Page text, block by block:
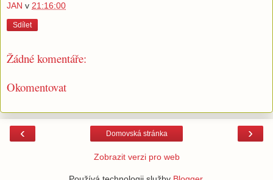
JAN v 21:16:00
Sdílet
Žádné komentáře:
Okomentovat
‹ ›
Domovská stránka
Zobrazit verzi pro web